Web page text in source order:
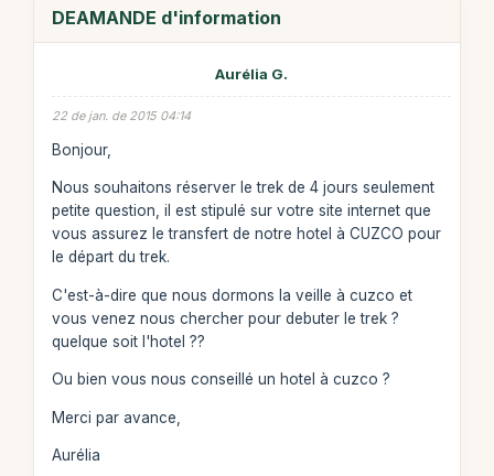
DEAMANDE d'information
Aurélia G.
22 de jan. de 2015 04:14
Bonjour,
Nous souhaitons réserver le trek de 4 jours seulement
petite question, il est stipulé sur votre site internet que
vous assurez le transfert de notre hotel à CUZCO pour
le départ du trek.
C'est-à-dire que nous dormons la veille à cuzco et
vous venez nous chercher pour debuter le trek ?
quelque soit l'hotel ??
Ou bien vous nous conseillé un hotel à cuzco ?
Merci par avance,
Aurélia